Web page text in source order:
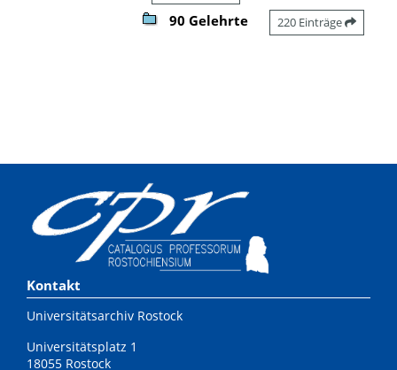
90 Gelehrte 220 Einträge
Kontakt
Universitätsarchiv Rostock
Universitätsplatz 1
18055 Rostock